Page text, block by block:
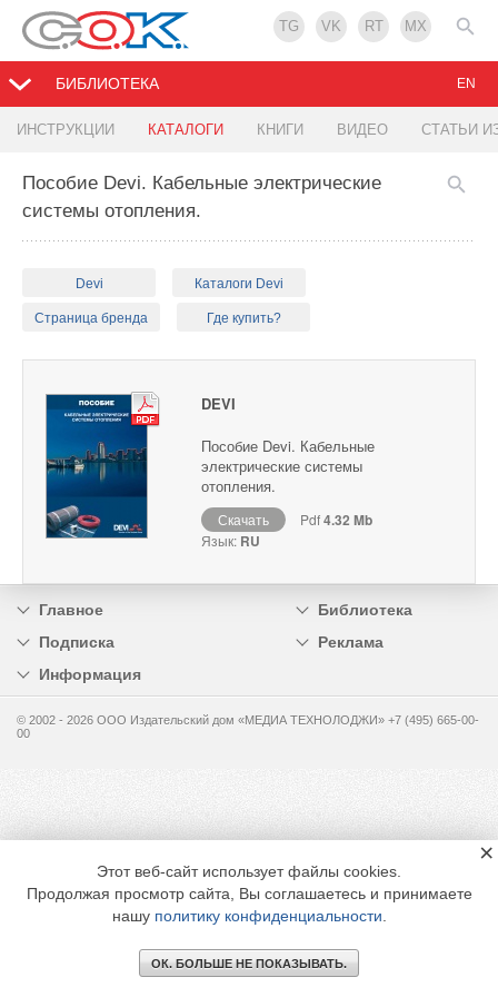
TG VK RT MX
БИБЛИОТЕКА
ИНСТРУКЦИИ КАТАЛОГИ КНИГИ ВИДЕО СТАТЬИ
EN
Пособие Devi. Кабельные электрические
системы отопления.
Devi Каталоги Devi
Страница бренда Где купить?
DEVI
Пособие Devi. Кабельные
электрические системы
отопления.
Скачать Pdf4.32 Mb
Язык: RU
Главное
Библиотека
Подписка
Реклама
Информация
© 2002 - 2026 OOO Издательский дом «МЕДИА ТЕХНОЛОДЖИ» +7 (495) 665-00-
00
Этот веб-сайт использует файлы cookies.
Продолжая просмотр сайта, Вы соглашаетесь и принимаете
нашу политику конфиденциальности
ОК. БОЛЬШЕ НЕ ПОКАЗЫВАТЬ.
×